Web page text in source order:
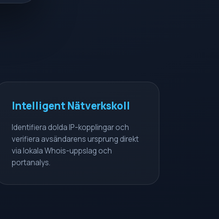
Intelligent Nätverkskoll
Identifiera dolda IP-kopplingar och
verifiera avsändarens ursprung direkt
via lokala Whois-uppslag och
portanalys.